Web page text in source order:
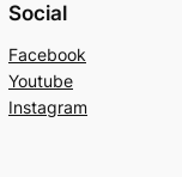
Social
Facebook
Youtube
Instagram